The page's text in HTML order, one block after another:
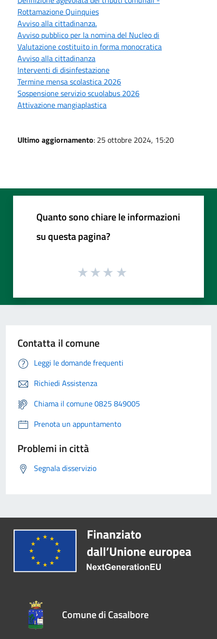
Rottamazione Quinquies
Avviso alla cittadinanza.
Avviso pubblico per la nomina del Nucleo di
Valutazione costituito in forma monocratica
Avviso alla cittadinanza
Interventi di disinfestazione
Termine mensa scolastica 2026
Sospensione servizio scuolabus 2026
Attivazione mangiaplastica
Ultimo aggiornamento: 25 ottobre 2024, 15:20
Quanto sono chiare le informazioni
su questa pagina?
Contatta il comune
Leggi le domande frequenti
Richiedi Assistenza
Chiama il comune 0825 849005
Prenota un appuntamento
Problemi in città
Segnala disservizio
Comune di Casalbore